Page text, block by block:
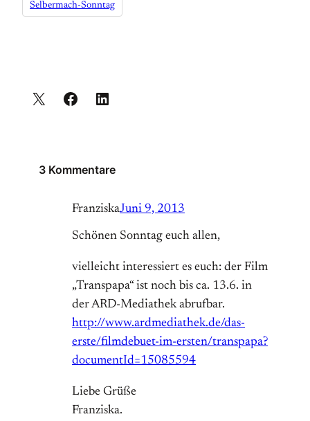
Selbermach-Sonntag
3 Kommentare
FranziskaJuni 9, 2013
Schönen Sonntag euch allen,
vielleicht interessiert es euch: der Film
„Transpapa“ ist noch bis ca. 13.6. in
der ARD-Mediathek abrufbar.
http://www.ardmediathek.de/das-
erste/filmdebuet-im-ersten/transpapa?
documentId=15085594
Liebe Grüße
Franziska.